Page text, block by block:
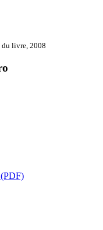
du livre, 2008